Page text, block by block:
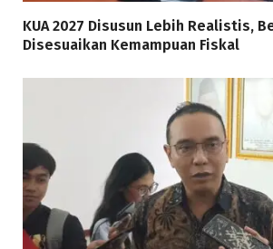
KUA 2027 Disusun Lebih Realistis,
Disesuaikan Kemampuan Fiskal